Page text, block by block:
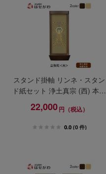
スタンド掛軸 リンネ・スタン
ド紙セット 浄土真宗 (西) 本尊
のみ 大
22,000円（税込）
0.0 (0 件)